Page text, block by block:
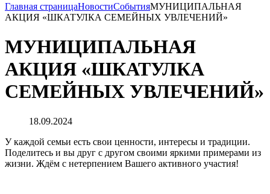
Главная страницаНовостиСобытияМУНИЦИПАЛЬНАЯ
АКЦИЯ «ШКАТУЛКА СЕМЕЙНЫХ УВЛЕЧЕНИЙ»
МУНИЦИПАЛЬНАЯ
АКЦИЯ «ШКАТУЛКА
СЕМЕЙНЫХ УВЛЕЧЕНИЙ»
18.09.2024
У каждой семьи есть свои ценности, интересы и традиции.
Поделитесь и вы друг с другом своими яркими примерами из
жизни. Ждём с нетерпением Вашего активного участия!